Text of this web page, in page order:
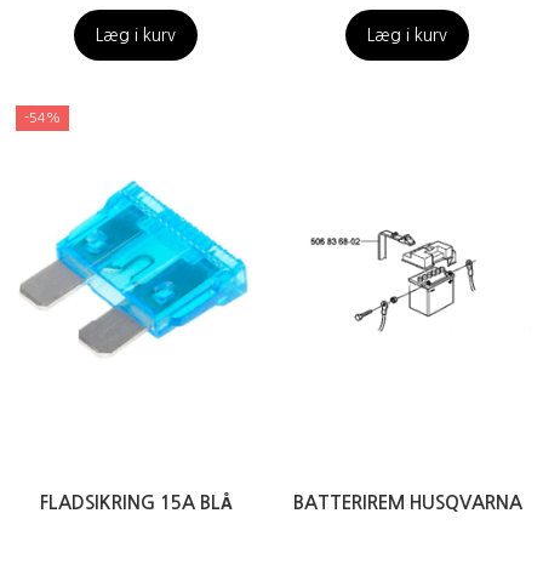
Læg i kurv Læg i kurv
-54%
FLADSIKRING 15A BLÅ BATTERIREM HUSQVARNA